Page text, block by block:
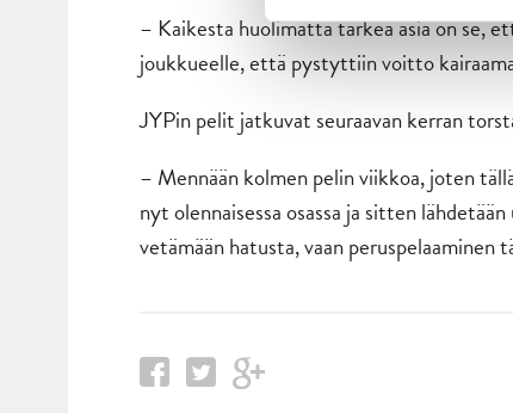
– Kaikesta huolimatta tärkeä asia on se,
joukkueelle, että pystyttiin voitto
JYPin pelit jatkuvat seuraavan kerran
– Mennään kolmen pelin viikkoa, joten
nyt olennaisessa osassa ja sitten
vetämään hatusta, vaan peruspelaaminen